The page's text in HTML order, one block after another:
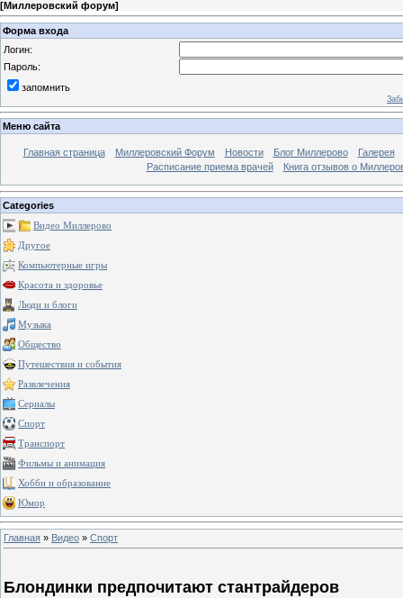
[Миллеровский форум]
Форма входа
Логин:
Пароль:
запомнить
Меню сайта
Главная страница Миллеровский Форум Новости Блог Миллерово
Галерея
Расписание приема врачей
Книга отзывов о
Categories
Видео Миллерово
Другое
Компьютерные игры
Красота и здоровье
Люди и блоги
Музыка
Общество
Путешествия и события
Развлечения
Сериалы
Спорт
Транспорт
Фильмы и анимация
Хобби и образование
Юмор
Главная » Видео » Спорт
Блондинки предпочитают стантрайдеров